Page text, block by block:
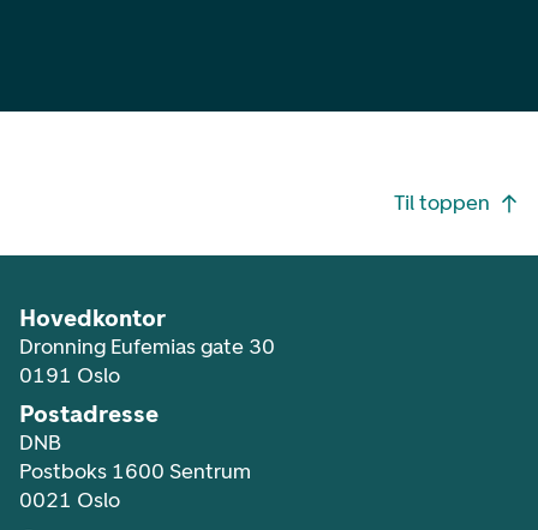
Til toppen
Hovedkontor
Dronning Eufemias gate 30
0191 Oslo
Postadresse
DNB
Postboks 1600 Sentrum
0021 Oslo